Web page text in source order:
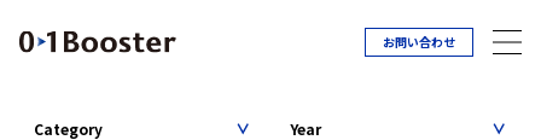
お問い合わせ
Category Year